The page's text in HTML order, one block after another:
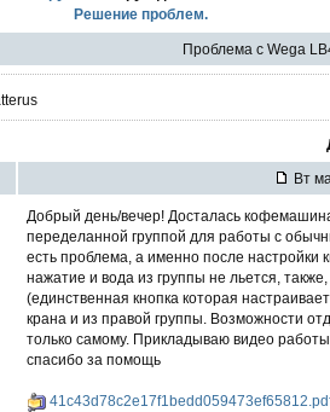
Решение проблем.
Проблема с Wega
Вт
Добрый день/вечер! Досталась
переделанной группой для работы с
есть проблема, а именно после настройки
нажатие и вода из группы не льется,
(единственная кнопка которая
крана и из правой группы. Возможности
только самому. Прикладываю видео
спасибо за помощь